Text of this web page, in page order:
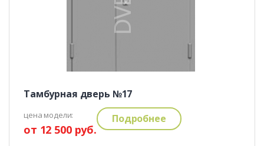
Тамбурная дверь №17
цена модели:
от 12 500 руб.
Подробнее